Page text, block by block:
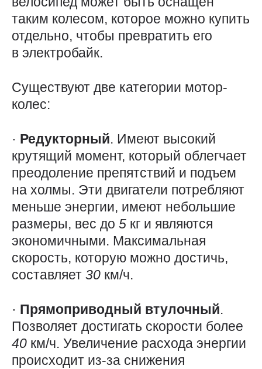
таким колесом, которое можно купить
отдельно, чтобы превратить его
в электробайк.
Существуют две категории мотор-
колес:
· Редукторный. Имеют высокий
крутящий момент, который облегчает
преодоление препятствий и подъем
на холмы. Эти двигатели потребляют
меньше энергии, имеют небольшие
размеры, вес до 5 кг и являются
экономичными. Максимальная
скорость, которую можно достичь,
составляет 30 км/ч.
· Прямоприводный втулочный.
Позволяет достигать скорости более
40 км/ч. Увеличение расхода энергии
происходит из-за снижения